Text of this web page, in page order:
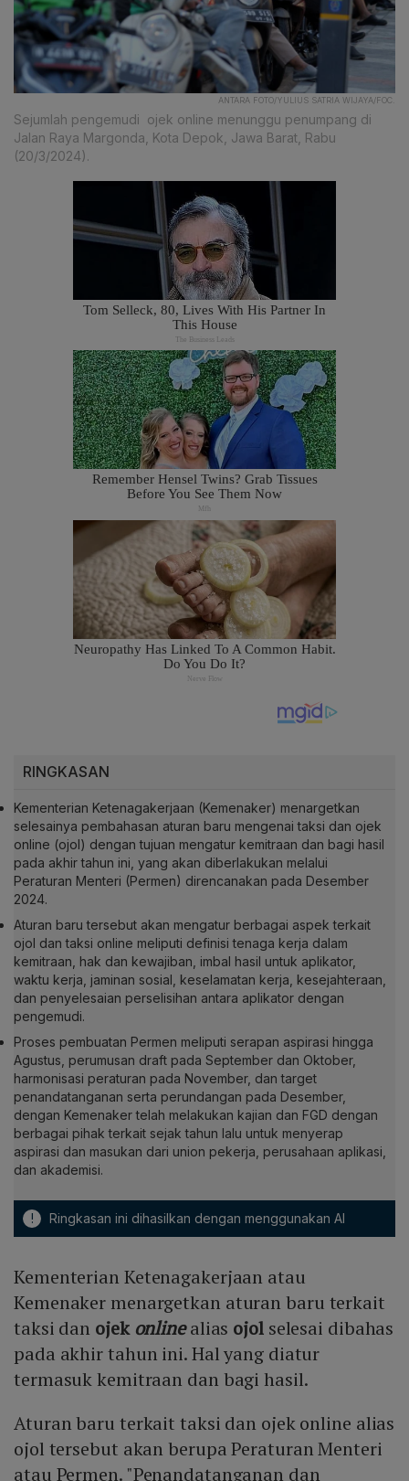
ANTARA FOTO/YULIUS SATRIA WIJAYA/FOC.
Sejumlah pengemudi ojek online menunggu penumpang di
Jalan Raya Margonda, Kota Depok, Jawa Barat, Rabu
(20/3/2024).
RINGKASAN
Kementerian Ketenagakerjaan (Kemenaker) menargetkan
selesainya pembahasan aturan baru mengenai taksi dan ojek
online (ojol) dengan tujuan mengatur kemitraan dan bagi hasil
pada akhir tahun ini, yang akan diberlakukan melalui
Peraturan Menteri (Permen) direncanakan pada Desember
2024.
Aturan baru tersebut akan mengatur berbagai aspek terkait
ojol dan taksi online meliputi definisi tenaga kerja dalam
kemitraan, hak dan kewajiban, imbal hasil untuk aplikator,
waktu kerja, jaminan sosial, keselamatan kerja, kesejahteraan,
dan penyelesaian perselisihan antara aplikator dengan
pengemudi.
Proses pembuatan Permen meliputi serapan aspirasi hingga
Agustus, perumusan draft pada September dan Oktober,
harmonisasi peraturan pada November, dan target
penandatanganan serta perundangan pada Desember,
dengan Kemenaker telah melakukan kajian dan FGD dengan
berbagai pihak terkait sejak tahun lalu untuk menyerap
aspirasi dan masukan dari union pekerja, perusahaan aplikasi,
dan akademisi.
! Ringkasan ini dihasilkan dengan menggunakan AI
Kementerian Ketenagakerjaan atau
Kemenaker menargetkan aturan baru terkait
taksi dan ojek onlinealias ojolselesai dibahas
pada akhir tahun ini. Hal yang diatur
termasuk kemitraan dan bagi hasil.
Aturan baru terkait taksi dan ojek online alias
ojol tersebut akan berupa Peraturan Menteri
atau Permen. "Penandatanganan dan